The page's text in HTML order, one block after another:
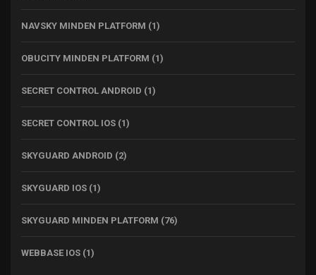
NAVSKY MINDEN PLATFORM (1)
OBUCITY MINDEN PLATFORM (1)
SECRET CONTROL ANDROID (1)
SECRET CONTROL IOS (1)
SKYGUARD ANDROID (2)
SKYGUARD IOS (1)
SKYGUARD MINDEN PLATFORM (76)
WEBBASE IOS (1)